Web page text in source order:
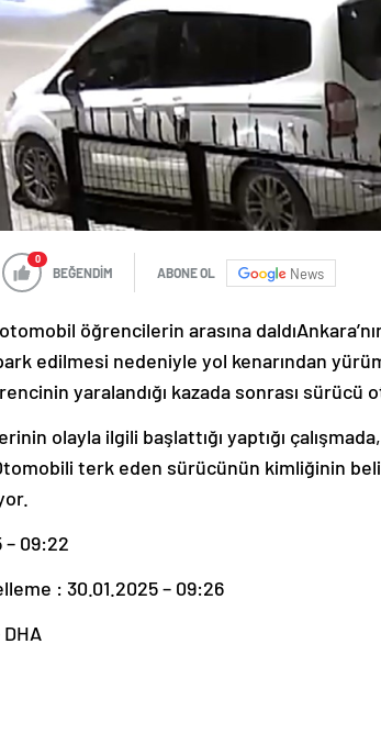
0
BEĞENDİM ABONE OL News
öğrencilerin arasına
edilmesi nedeniyle yol kenarından
yaralandığı kazada sonrası
olayla ilgili başlattığı yaptığı
terk eden sürücünün kimliğinin
– 09:22
: 30.01.2025 – 09:26